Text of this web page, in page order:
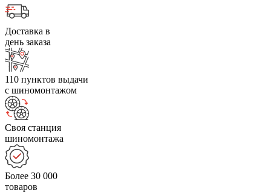
Доставка в
день заказа
110 пунктов выдачи
с шиномонтажом
Своя станция
шиномонтажа
Более 30 000
товаров